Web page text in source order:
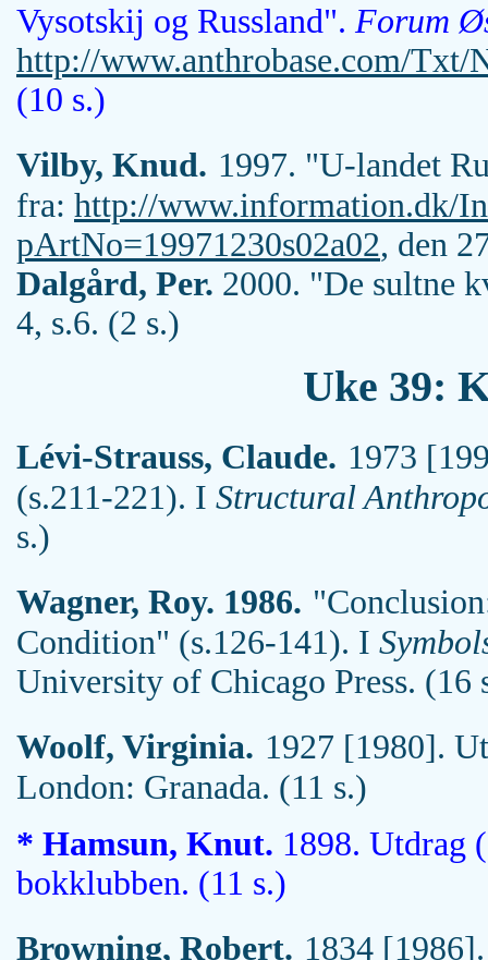
Vysotskij og Russland". Forum
http://www.anthrobase.com/Txt/
(10 s.)
Vilby, Knud. 1997. "U-landet
fra: http://www.information.dk/
pArtNo=19971230s02a02, den
Dalgård, Per. 2000. "De sultne
4, s.6. (2 s.)
Uke 39:
Lévi-Strauss, Claude. 1973
(s.211-221). I Structural
s.)
Wagner, Roy. 1986.
Condition" (s.126-141). I
University of Chicago Press. (16
Woolf, Virginia. 1927 [1980].
London: Granada. (11 s.)
* Hamsun, Knut. 1898. Utdrag
bokklubben. (11 s.)
Browning, Robert. 1834